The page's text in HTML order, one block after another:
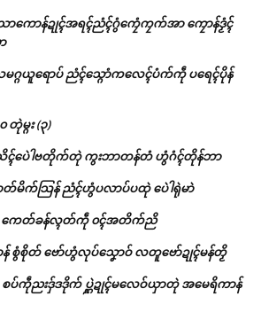
ာကောန်ဍုၚ်အရၚ်ညံၚ်ဂွံကၠေံကၠက်အာ ကၠောန်ဒၟံၚ်
ဂ္ဂယူရောပ် ညံၚ်သ္ဂောံကလေၚ်ပံက်ကဵု ပရေၚ်ပိုန်
တုဲမ္ဂး (၃)
ပေဲါဗတိုက်တုဲ ကွးဘာတန်တံ ဟွံဂံၚ်တိုန်ဘာ
မိက်သြန် ညံၚ်ဟွံပလာပ်ပထုဲ ပေဲါရုဲမာဲ
ကေတ်ခန်လ္ၚတ်ကဵု ၀ၚ်အတိက်ညိ
စွံစိုတ် ဗော်ဟွံလုပ်သၞောဝ် လတူဗော်ဍုၚ်မန်တၟိ
စပ်ကဵုညးဒှ်ဒဒိုက် ပ္ဋဲဍုၚ်မလေဝ်ယှာတုဲ အမေရိကာန်